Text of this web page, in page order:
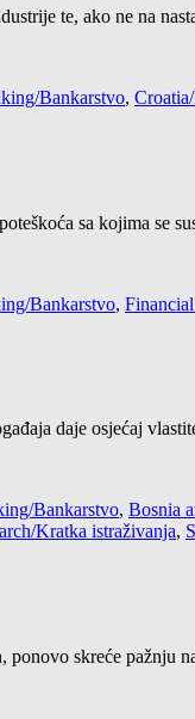
te, ako ne na
Bankarstvo,
sa kojima se
Bankarstvo,
daje osjećaj
Bankarstvo, Bosnia
Kratka istraživanja,
skreće pažnju